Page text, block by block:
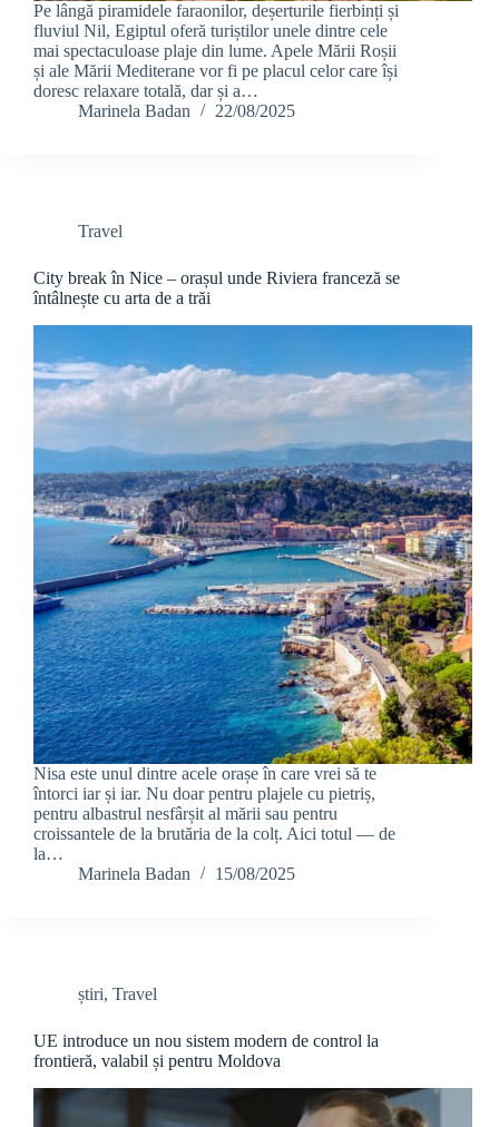
Pe lângă piramidele faraonilor, deșerturile fierbinți și
fluviul Nil, Egiptul oferă turiștilor unele dintre cele
mai spectaculoase plaje din lume. Apele Mării Roșii
și ale Mării Mediterane vor fi pe placul celor care își
doresc relaxare totală, dar și a…
Marinela Badan
22/08/2025
Travel
City break în Nice – orașul unde Riviera franceză se
întâlnește cu arta de a trăi
Nisa este unul dintre acele orașe în care vrei să te
întorci iar și iar. Nu doar pentru plajele cu pietriș,
pentru albastrul nesfârșit al mării sau pentru
croissantele de la brutăria de la colț. Aici totul — de
la…
Marinela Badan
15/08/2025
știri, Travel
UE introduce un nou sistem modern de control la
frontieră, valabil și pentru Moldova